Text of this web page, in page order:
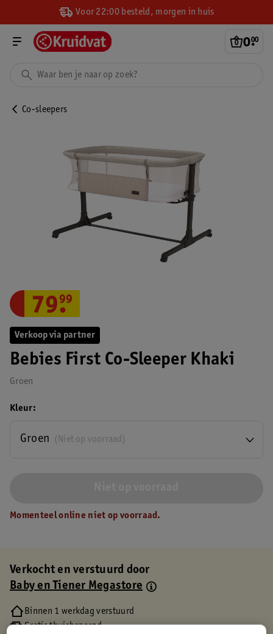
Voor 22:00 besteld, morgen in huis
0.
00
Co-sleepers
Verkoop via partner
Bebies First Co-Sleeper Khaki
Groen
79.
99
Kleur
(Niet op voorraad)
Groen
Momenteel online niet op voorraad.
Verkocht en verstuurd door
Baby en Tiener Megastore
Binnen 1 werkdag verstuurd
Gratis thuisbezorgd